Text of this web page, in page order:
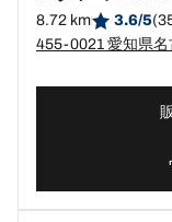
8.72 km 3.6/5